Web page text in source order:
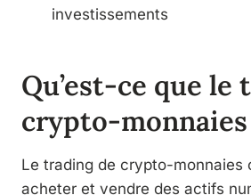
investissements
Qu’est-ce que le
crypto-monnaies
Le trading de crypto-monnaies
acheter et vendre des actifs